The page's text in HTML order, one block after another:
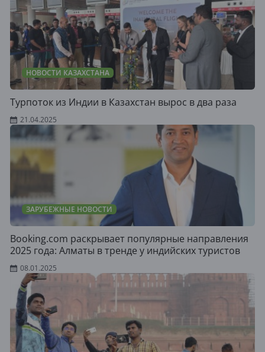
НОВОСТИ КАЗАХСТАНА
Турпоток из Индии в Казахстан вырос в два раза
21.04.2025
ЗАРУБЕЖНЫЕ НОВОСТИ
Booking.com раскрывает популярные направления
2025 года: Алматы в тренде у индийских туристов
08.01.2025